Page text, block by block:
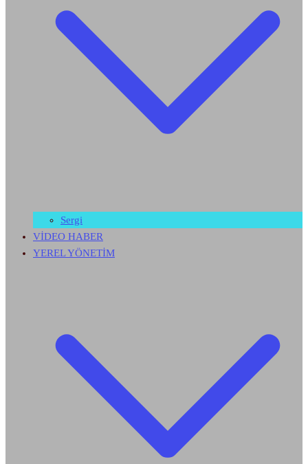
Sergi
VİDEO HABER
YEREL YÖNETİM